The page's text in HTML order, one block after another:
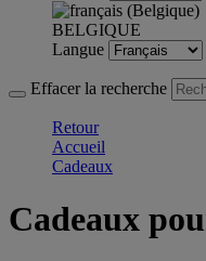
BELGIQUE
Langue
Effacer la recherche
Retour
Accueil
Cadeaux
Cadeaux